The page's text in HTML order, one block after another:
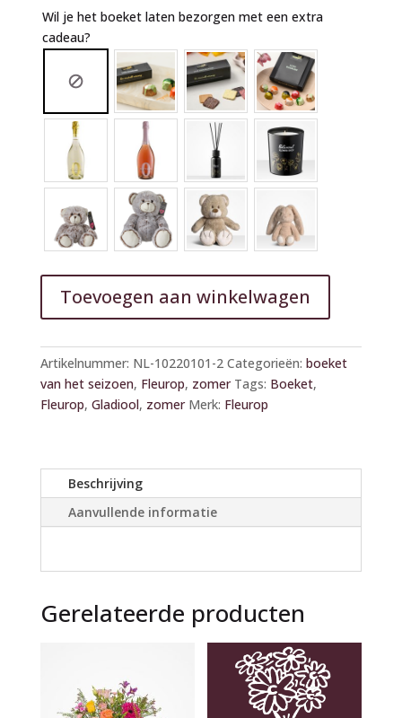
Wil je het boeket laten bezorgen met een extra
cadeau?
Toevoegen aan winkelwagen
l
t
e
r
t
i
Artikelnummer: NL-10220101-2 Categorieën: boeket
van het seizoen, Fleurop, zomer Tags: Boeket,
Fleurop, Gladiool, zomer Merk: Fleurop
Beschrijving
Aanvullende informatie
Gerelateerde producten